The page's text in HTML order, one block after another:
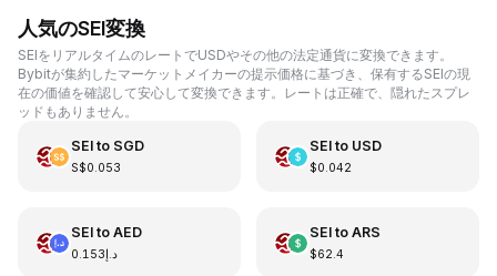
人気のSEI変換
SEIをリアルタイムのレートでUSDやその他の法定通貨に変換できます。
Bybitが集約したマーケットメイカーの提示価格に基づき、保有するSEIの現
在の価値を確認して安心して変換できます。レートは正確で、隠れたスプレ
ッドもありません。
SEIto SGD
S$0.053
SEIto USD
$0.042
SEIto AED
د.إ0.153
SEIto ARS
$62.4